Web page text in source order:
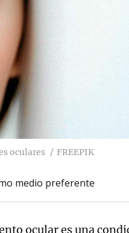
oculares FREEPIK
medio preferente
ocular es una